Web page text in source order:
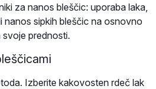
za nanos bleščic: uporaba laka,
nanos sipkih bleščic na osnovno
prednosti.
Izberite kakovosten rdeč lak